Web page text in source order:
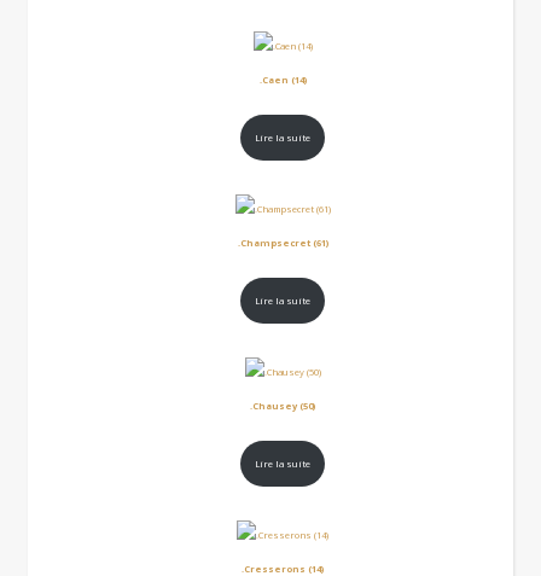
.Caen (14)
Lire la suite
.Champsecret (61)
Lire la suite
.Chausey (50)
Lire la suite
.Cresserons (14)